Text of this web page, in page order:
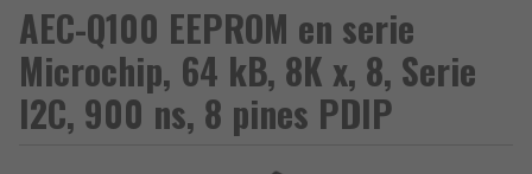
AEC-Q100 EEPROM en serie
Microchip, 64 kB, 8K x, 8, Serie
I2C, 900 ns, 8 pines PDIP